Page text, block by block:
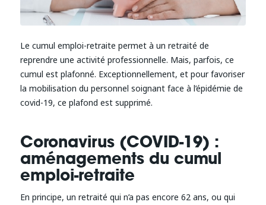
Le cumul emploi-retraite permet à un retraité de
reprendre une activité professionnelle. Mais, parfois, ce
cumul est plafonné. Exceptionnellement, et pour favoriser
la mobilisation du personnel soignant face à l’épidémie de
covid-19, ce plafond est supprimé.
Coronavirus (COVID-19) :
aménagements du cumul
emploi-retraite
En principe, un retraité qui n’a pas encore 62 ans, ou qui